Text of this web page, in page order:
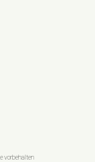
vorbehalten